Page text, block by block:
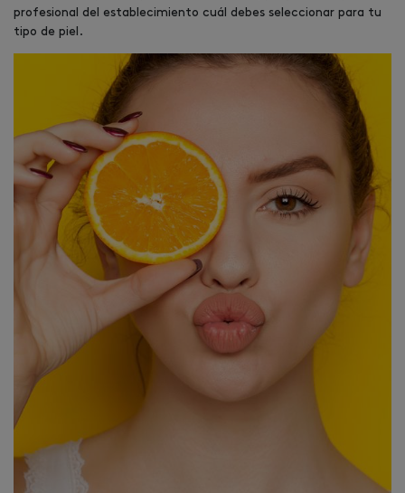
profesional del establecimiento cuál debes seleccionar para tu
tipo de piel.